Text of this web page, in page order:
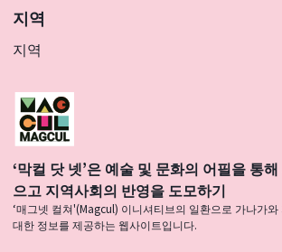
지역
지역
‘막컬 닷 넷’은 예술 및 문화의 어필을 통
으고 지역사회의 반영을 도모하기
‘매그넷 컬쳐'(Magcul) 이니셔티브의 일환으로 가나가
대한 정보를 제공하는 웹사이트입니다.